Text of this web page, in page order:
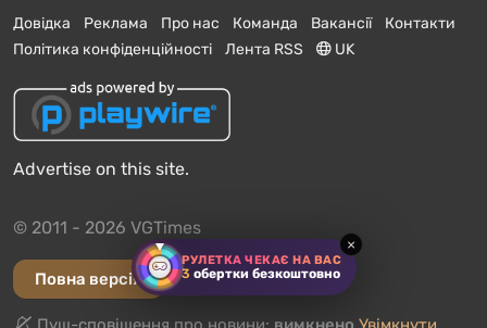
РУЛЕТКА ЧЕКАЄ НА ВАС
3 обертки безкоштовно
×
Довідка Реклама Про нас Команда Вакансії
Контакти
Політика конфіденційності
Лента RSS UK
Advertise on this site.
© 2011 - 2026 VGTimes
Повна версія